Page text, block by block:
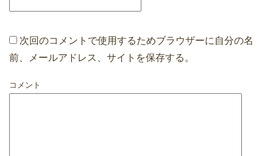
次回のコメントで使用するためブラウザーに自分の名
前、メールアドレス、サイトを保存する。
コメント